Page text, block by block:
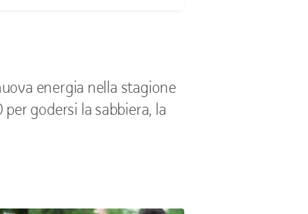
energia nella stagione
godersi la sabbiera, la